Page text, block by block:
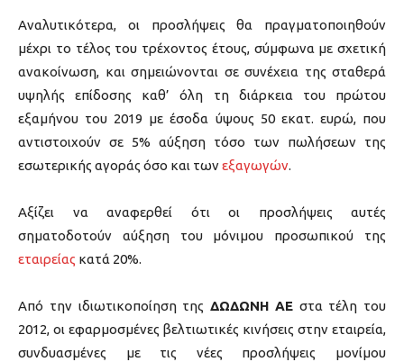
Αναλυτικότερα, οι προσλήψεις θα πραγματοποιηθούν
μέχρι το τέλος του τρέχοντος έτους, σύμφωνα με σχετική
ανακοίνωση, και σημειώνονται σε συνέχεια της σταθερά
υψηλής επίδοσης καθ’ όλη τη διάρκεια του πρώτου
εξαμήνου του 2019 με έσοδα ύψους 50 εκατ. ευρώ, που
αντιστοιχούν σε 5% αύξηση τόσο των πωλήσεων της
εσωτερικής αγοράς όσο και τωνεξαγωγών.
Αξίζει να αναφερθεί ότι οι προσλήψεις αυτές
σηματοδοτούν αύξηση του μόνιμου προσωπικού της
εταιρείας κατά 20%.
Από την ιδιωτικοποίηση της ΔΩΔΩΝΗ ΑΕστα τέλη του
2012, οι εφαρμοσμένες βελτιωτικές κινήσεις στην εταιρεία,
συνδυασμένες με τις νέες προσλήψεις μονίμου